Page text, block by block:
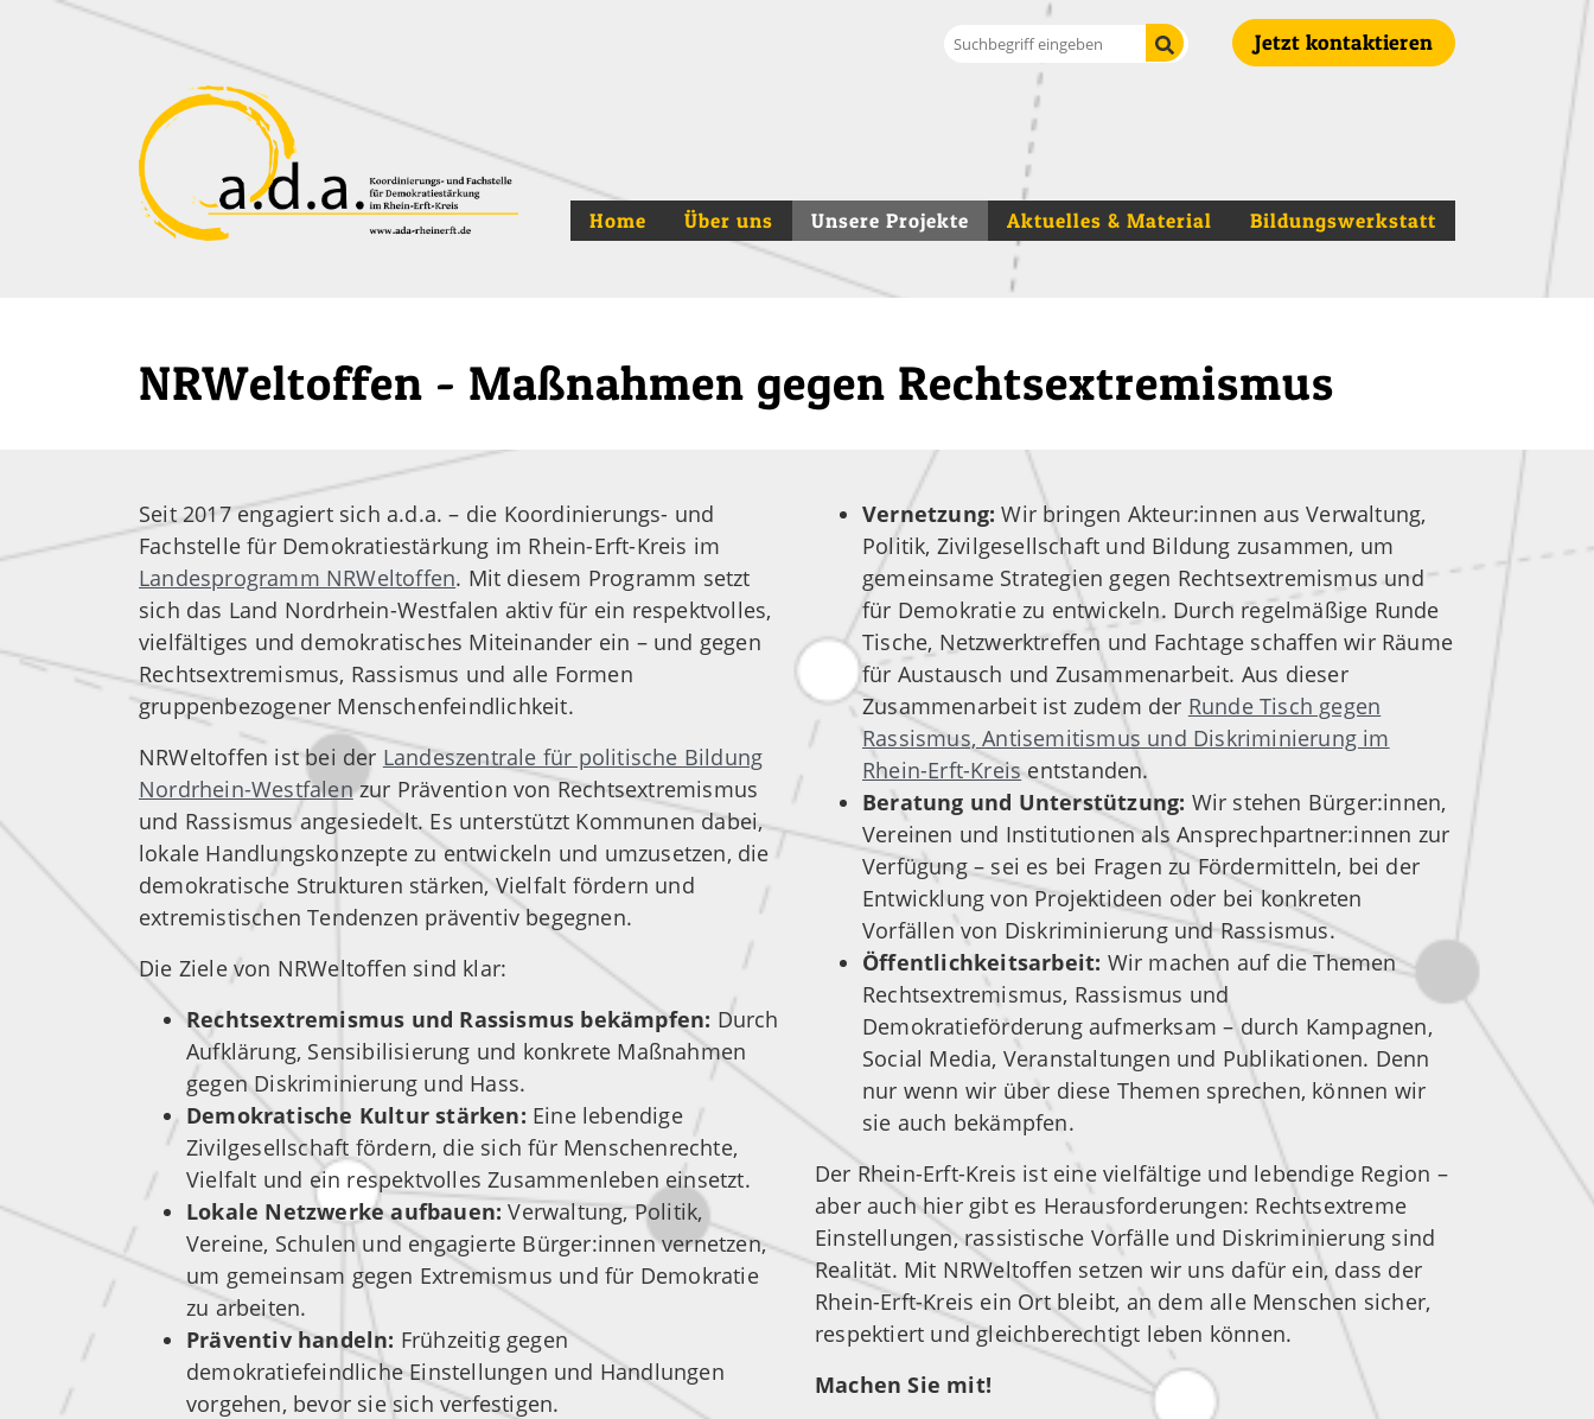
Zum Hauptinhalt der Seite Suche Suche startenJetzt kontaktieren
Home Über uns Unsere Projekte Aktuelles & Material Bildungswerkstatt
NRWeltoffen - Maßnahmen gegen Rechtsextremismus
Seit 2017 engagiert sich a.d.a. – die Koordinierungs- und
Fachstelle für Demokratiestärkung im Rhein-Erft-Kreis im
Landesprogramm NRWeltoffen. Mit diesem Programm setzt
sich das Land Nordrhein-Westfalen aktiv für ein respektvolles,
vielfältiges und demokratisches Miteinander ein – und gegen
Rechtsextremismus, Rassismus und alle Formen
gruppenbezogener Menschenfeindlichkeit.
NRWeltoffen ist bei der Landeszentrale für politische Bildung
Nordrhein-Westfalenzur Prävention von Rechtsextremismus
und Rassismus angesiedelt. Es unterstützt Kommunen dabei,
lokale Handlungskonzepte zu entwickeln und umzusetzen, die
demokratische Strukturen stärken, Vielfalt fördern und
extremistischen Tendenzen präventiv begegnen.
Die Ziele von NRWeltoffen sind klar:
Rechtsextremismus und Rassismus bekämpfen: Durch
Aufklärung, Sensibilisierung und konkrete Maßnahmen
gegen Diskriminierung und Hass.
Demokratische Kultur stärken: Eine lebendige
Zivilgesellschaft fördern, die sich für Menschenrechte,
Vielfalt und ein respektvolles Zusammenleben einsetzt.
Lokale Netzwerke aufbauen:Verwaltung, Politik,
Vereine, Schulen und engagierte Bürger:innen vernetzen,
um gemeinsam gegen Extremismus und für Demokratie
zu arbeiten.
Präventiv handeln: Frühzeitig gegen
demokratiefeindliche Einstellungen und Handlungen
vorgehen, bevor sie sich verfestigen.
Vernetzung:Wir bringen Akteur:innen aus Verwaltung,
Politik, Zivilgesellschaft und Bildung zusammen, um
gemeinsame Strategien gegen Rechtsextremismus und
für Demokratie zu entwickeln. Durch regelmäßige Runde
Tische, Netzwerktreffen und Fachtage schaffen wir Räume
für Austausch und Zusammenarbeit. Aus dieser
Zusammenarbeit ist zudem der Runde Tisch gegen
Rassismus, Antisemitismus und Diskriminierung im
Rhein-Erft-Kreisentstanden.
Beratung und Unterstützung: Wir stehen Bürger:innen,
Vereinen und Institutionen als Ansprechpartner:innen zur
Verfügung – sei es bei Fragen zu Fördermitteln, bei der
Entwicklung von Projektideen oder bei konkreten
Vorfällen von Diskriminierung und Rassismus.
Öffentlichkeitsarbeit: Wir machen auf die Themen
Rechtsextremismus, Rassismus und
Demokratieförderung aufmerksam – durch Kampagnen,
Social Media, Veranstaltungen und Publikationen. Denn
nur wenn wir über diese Themen sprechen, können wir
sie auch bekämpfen.
Der Rhein-Erft-Kreis ist eine vielfältige und lebendige Region –
aber auch hier gibt es Herausforderungen: Rechtsextreme
Einstellungen, rassistische Vorfälle und Diskriminierung sind
Realität. Mit NRWeltoffen setzen wir uns dafür ein, dass der
Rhein-Erft-Kreis ein Ort bleibt, an dem alle Menschen sicher,
respektiert und gleichberechtigt leben können.
Machen Sie mit!